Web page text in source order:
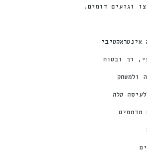
וגזעים דומים.
ולמשחק
קלה
מדממים